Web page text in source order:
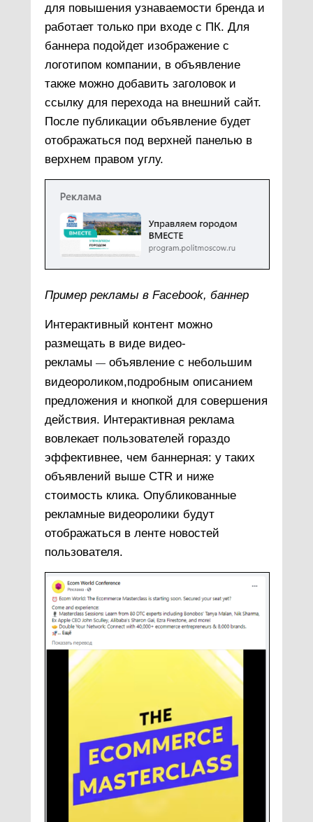
для повышения узнаваемости бренда и
работает только при входе с ПК. Для
баннера подойдет изображение с
логотипом компании, в объявление
также можно добавить заголовок и
ссылку для перехода на внешний сайт.
После публикации объявление будет
отображаться под верхней панелью в
верхнем правом углу.
Пример рекламы в Facebook, баннер
Интерактивный контент можно
размещать в виде видео-
рекламы — объявление с небольшим
видеороликом,подробным описанием
предложения и кнопкой для совершения
действия. Интерактивная реклама
вовлекает пользователей гораздо
эффективнее, чем баннерная: у таких
объявлений выше CTR и ниже
стоимость клика. Опубликованные
рекламные видеоролики будут
отображаться в ленте новостей
пользователя.